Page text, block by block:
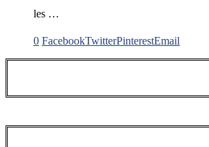
les …
0 FacebookTwitterPinterestEmail